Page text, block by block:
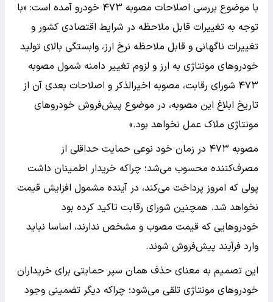
با موضوع بررسی اصلاحات مصوبه ۴۷۳ خودرو آمده است: «با
توجه به تغییرات قابل ملاحظه در شرایط اقتصادی کشور و
تغییرات ناگهانی و قابل ملاحظه نرخ ارز، وابستگی بالای تولید
خودروهای مونتاژی به ارز و لزوم تغییر دامنه شمول مصوبه
۴۷۳ شورای رقابت، مصوبه اخیرالذکر و اصلاحات بعدی آن از
تاریخ ابلاغ این مصوبه، در موضوع پیش‌فروش خودروهای
مونتاژی ملاک عمل نخواهد بود.»
مصوبه ۴۷۳ در زمان خود نوعی حمایت حداقلی از
مصرف‌کننده محسوب می‌شد؛ چراکه خریدار اطمینان داشت
پولی که امروز پرداخت می‌کند، در آینده مشمول افزایش قیمت
نخواهد شد. همچنین شورای رقابت تاکید کرده بود
خودروهایی که قیمت مصوب و مشخص ندارند، اساسا نباید
وارد فرآیند پیش‌فروش شوند.
این تصمیم به معنای حذف همان سپر حمایتی برای خریداران
خودروهای مونتاژی تلقی می‌شود؛ چراکه دیگر تضمینی وجود